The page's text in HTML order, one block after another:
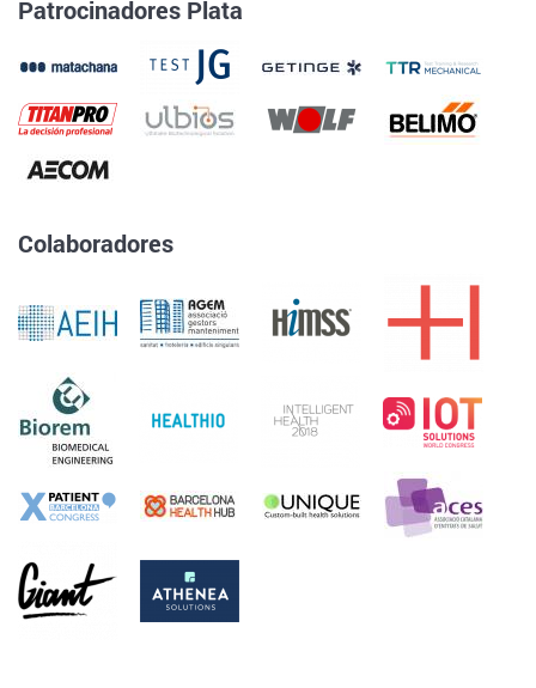
Patrocinadores Plata
Colaboradores